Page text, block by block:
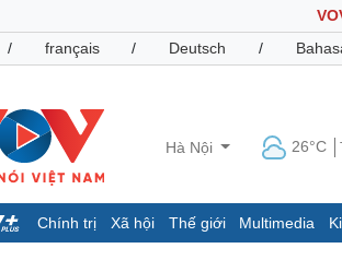
/ français / Deutsch /
Hà Nội 26°C
Chính trị Xã hội Thế giới Multimedia